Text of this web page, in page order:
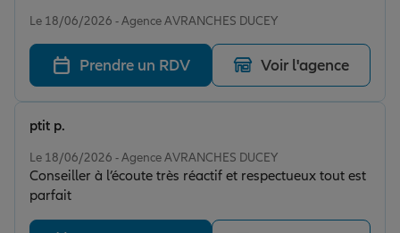
Le 18/06/2026 - Agence AVRANCHES DUCEY
Prendre un RDV Voir l'agence
Le 18/06/2026 - Agence AVRANCHES DUCEY
Conseiller à l’écoute très réactif et respectueux tout est
parfait
ptit p.